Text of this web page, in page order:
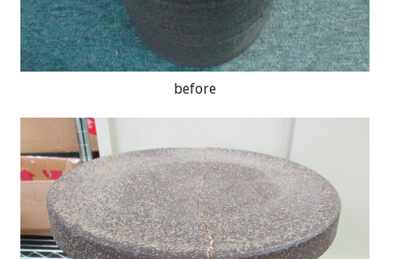
before